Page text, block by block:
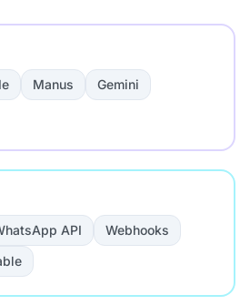
Manus
Gemini
API
Webhooks